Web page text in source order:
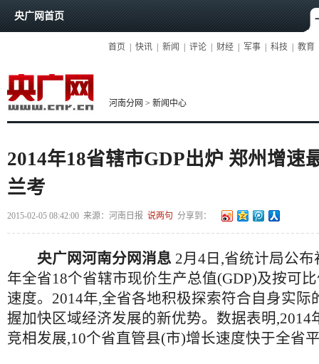
央广网首页
首页 快讯 新闻 评论 财经 军事 科技 教育
河南分网 > 新闻中心
2014年18省辖市GDP出炉 郑州增速
兰考
2015-02-05 08:42:00 来源： 河南日报 说两句 分享到：
央广网河南分网消息 2月4日,省统计局公布
年全省18个省辖市现价生产总值(GDP)及按可
速度。2014年,全省各地积极探索符合自身实际
握加快区域经济发展的新优势。数据表明,2014
竞相发展,10个省直管县(市)增长速度快于全省